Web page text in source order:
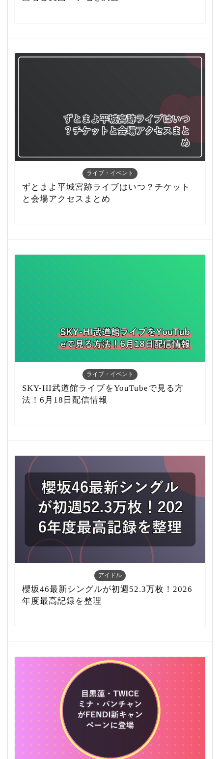
ライブ・イベント
ずとまよ平城宮跡ライブはいつ？チケット
と会場アクセスまとめ
ライブ・イベント
SKY-HI武道館ライブをYouTubeで見る方
法！6月18日配信情報
アイドル
櫻坂46最新シングルが初週52.3万枚！2026
年度最高記録を整理